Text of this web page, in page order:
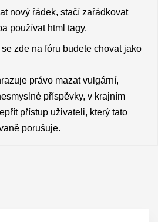
nový řádek, stačí zařádkovat
používat html tagy.
zde na fóru budete chovat jako
právo mazat vulgární,
příspěvky, v krajním
přístup uživateli, který tato
porušuje.